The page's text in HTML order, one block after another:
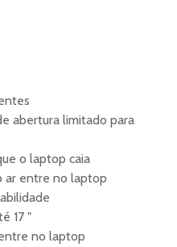
abertura limitado para
o laptop caia
ar entre no laptop
17 "
no laptop